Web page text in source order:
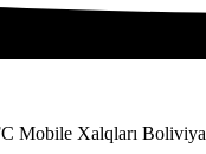
Mobile Xalqları Boliviya